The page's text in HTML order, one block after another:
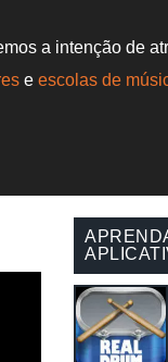
a intenção de
e escolas de